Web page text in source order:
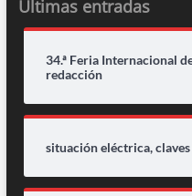
Últimas entradas
34.ª Feria Internacional
redacción
situación eléctrica,